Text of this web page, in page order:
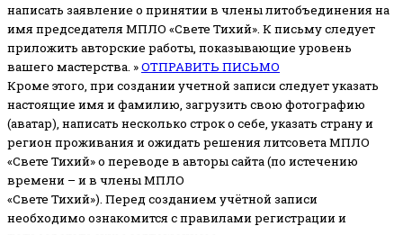
написать заявление о принятии в члены литобъединения на
имя председателя МПЛО «Свете Тихий». К письму следует
приложить авторские работы, показывающие уровень
вашего мастерства. »ОТПРАВИТЬ ПИСЬМО
Кроме этого, при создании учетной записи следует указать
настоящие имя и фамилию, загрузить свою фотографию
(аватар), написать несколько строк о себе, указать страну и
регион проживания и ожидать решения литсовета МПЛО
«Свете Тихий» о переводе в авторы сайта (по истечению
времени – и в члены МПЛО
«Свете Тихий»). Перед созданием учётной записи
необходимо ознакомится с правилами регистрации и